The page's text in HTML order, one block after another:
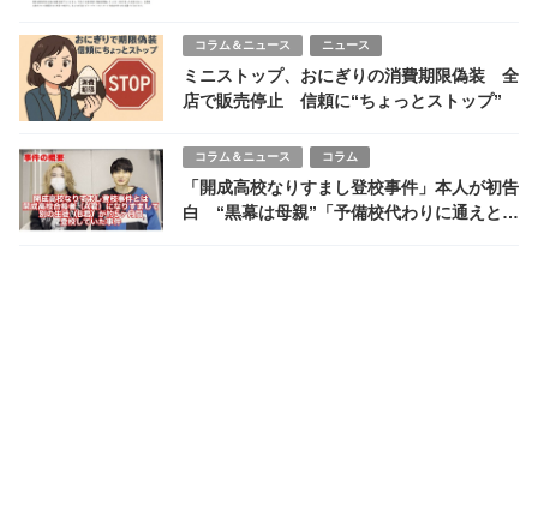
コラム＆ニュース ニュース
ミニストップ、おにぎりの消費期限偽装 全
店で販売停止 信頼に“ちょっとストップ”
コラム＆ニュース コラム
「開成高校なりすまし登校事件」本人が初告
白 “黒幕は母親”「予備校代わりに通えと言